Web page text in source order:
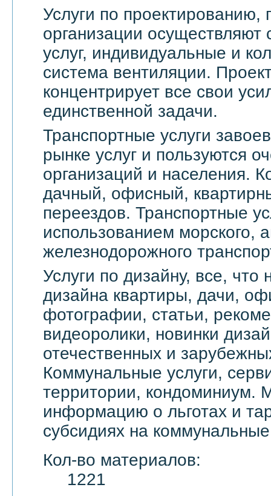
Услуги по проектированию,
организации осуществляют
услуг, индивидуальные и
система вентиляции.
концентрирует все свои
единственной задачи.
Транспортные услуги
рынке услуг и пользуются
организаций и населения.
дачный, офисный,
переездов. Транспортные
использованием морского,
железнодорожного
Услуги по дизайну, все, что
дизайна квартиры, дачи,
фотографии, статьи,
видеоролики, новинки
отечественных и
Коммунальные услуги,
территории, кондоминиум.
информацию о льготах и
субсидиях на коммунальные
Кол-во материалов:
1221